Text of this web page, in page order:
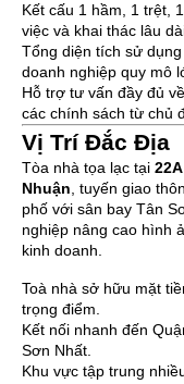
Kết cấu 1 hầm, 1 trệt,
việc và khai thác lâu
Tổng diện tích sử
doanh nghiệp quy mô
Hỗ trợ tư vấn đầy đủ
các chính sách từ chủ
Vị Trí Đắc Địa
Tòa nhà tọa lạc tại
Nhuận, tuyến giao
phố với sân bay Tân
nghiệp nâng cao hình
kinh doanh.
Toà nhà sở hữu mặt
trọng điểm.
Kết nối nhanh đến
Sơn Nhất.
Khu vực tập trung